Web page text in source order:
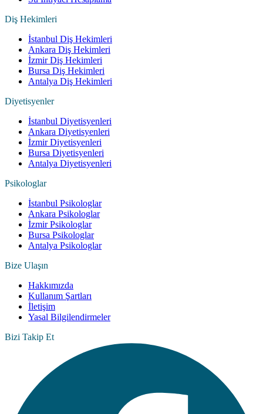
Diş Hekimleri
İstanbul Diş Hekimleri
Ankara Diş Hekimleri
İzmir Diş Hekimleri
Bursa Diş Hekimleri
Antalya Diş Hekimleri
Diyetisyenler
İstanbul Diyetisyenleri
Ankara Diyetisyenleri
İzmir Diyetisyenleri
Bursa Diyetisyenleri
Antalya Diyetisyenleri
Psikologlar
İstanbul Psikologlar
Ankara Psikologlar
İzmir Psikologlar
Bursa Psikologlar
Antalya Psikologlar
Bize Ulaşın
Hakkımızda
Kullanım Şartları
İletişim
Yasal Bilgilendirmeler
Bizi Takip Et